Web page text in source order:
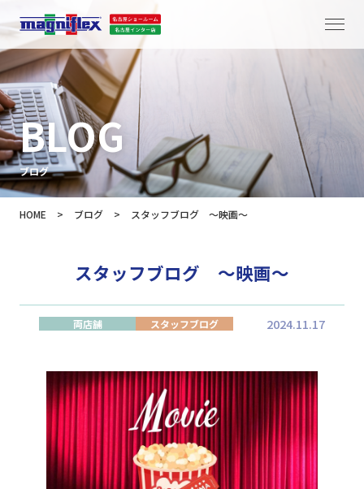
BLOG
ブログ
HOME > ブログ > スタッフブログ ～映画～
スタッフブログ ～映画～
両店舗 スタッフブログ 2024.11.17